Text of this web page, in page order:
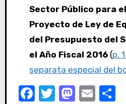
Sector Público para
Proyecto de Ley de
del Presupuesto del
el Año Fiscal 2016 (p.
separata especial del
F T M E C